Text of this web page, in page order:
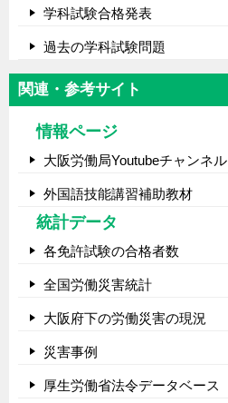
学科試験合格発表
過去の学科試験問題
関連・参考サイト
情報ページ
大阪労働局Youtubeチャンネル
外国語技能講習補助教材
統計データ
各免許試験の合格者数
全国労働災害統計
大阪府下の労働災害の現況
災害事例
厚生労働省法令データベース